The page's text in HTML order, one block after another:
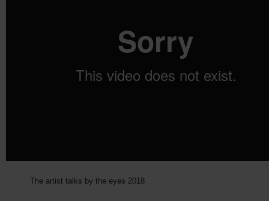
The artist talks by the eyes 2018